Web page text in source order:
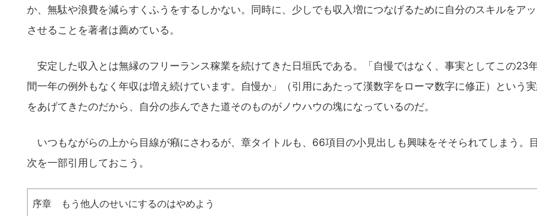
か、無駄や浪費を減らすくふうをするしかない。同時に、少しでも収入増につなげるために自分のスキルをア
させることを著者は薦めている。
安定した収入とは無縁のフリーランス稼業を続けてきた日垣氏である。「自慢ではなく、事実としてこの23
間一年の例外もなく年収は増え続けています。自慢か」（引用にあたって漢数字をローマ数字に修正）という
をあげてきたのだから、自分の歩んできた道そのものがノウハウの塊になっているのだ。
いつもながらの上から目線が癪にさわるが、章タイトルも、66項目の小見出しも興味をそそられてしまう。目
次を一部引用しておこう。
序章 もう他人のせいにするのはやめよう
イ
検
す
る